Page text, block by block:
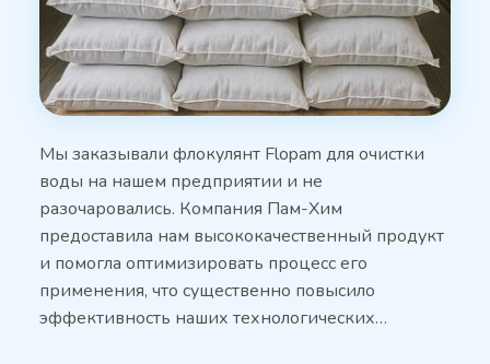
Мы заказывали флокулянт Flopam для очистки
воды на нашем предприятии и не
разочаровались. Компания Пам-Хим
предоставила нам высококачественный продукт
и помогла оптимизировать процесс его
применения, что существенно повысило
эффективность наших технологических…